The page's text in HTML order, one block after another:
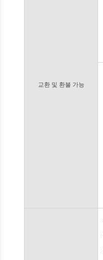
교환 및 환불 가능